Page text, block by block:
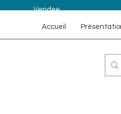
Vendee
Accueil